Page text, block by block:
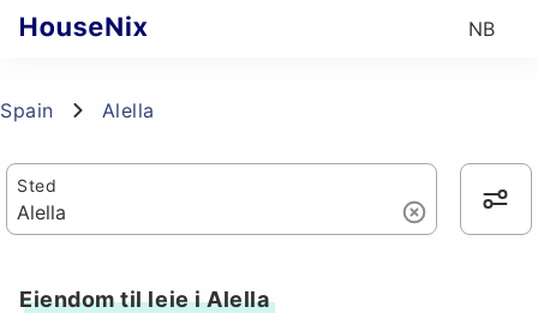
NB
Spain Alella
Sted
Eiendom til leie i Alella